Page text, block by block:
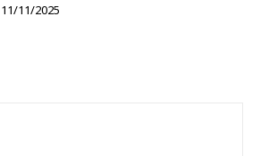
11/11/2025